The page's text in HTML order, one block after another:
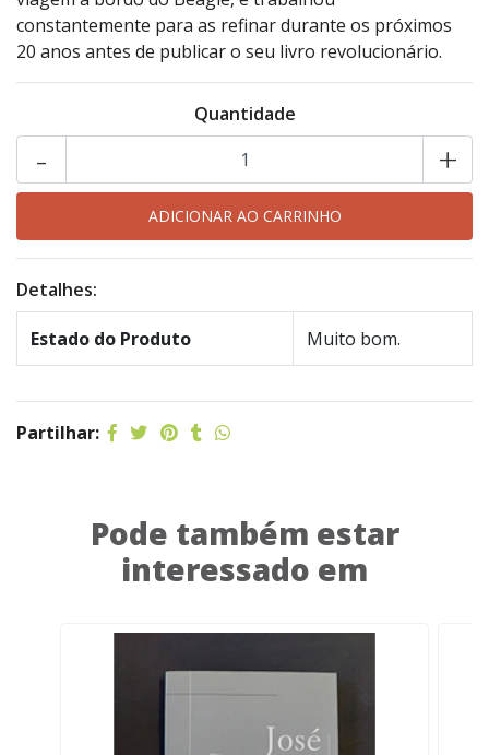
constantemente para as refinar durante os próximos
20 anos antes de publicar o seu livro revolucionário.
Quantidade
+
-
Detalhes:
Estado do Produto Muito bom.
Partilhar:
Pode também estar
interessado em